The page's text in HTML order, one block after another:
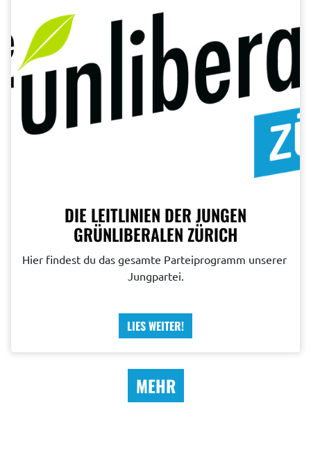
DIE LEITLINIEN DER JUNGEN
GRÜNLIBERALEN ZÜRICH
Hier findest du das gesamte Parteiprogramm unserer
Jungpartei.
LIES WEITER!
MEHR